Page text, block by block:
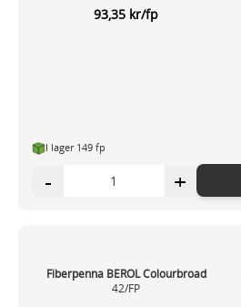
93,35 kr/fp
I lager 149 fp
- +
Fiberpenna BEROL Colourbroad
42/FP